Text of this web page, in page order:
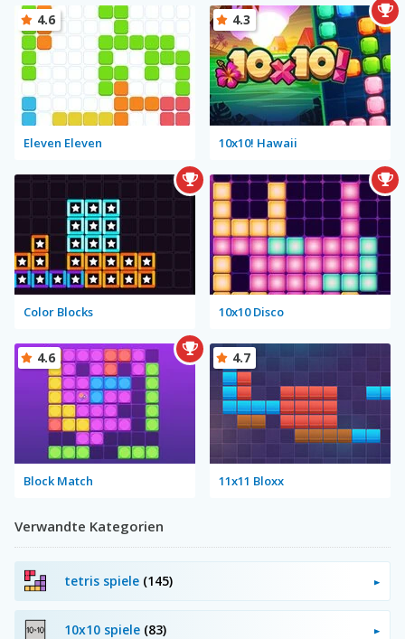
Eleven Eleven
4.6
10x10! Hawaii
4.3
Color Blocks 10x10 Disco
Block Match
4.6
11x11 Bloxx
4.7
Verwandte Kategorien
tetris spiele (145)
10x10 spiele (83)